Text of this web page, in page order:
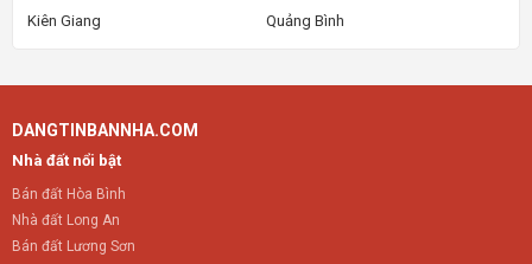
Kiên Giang
Quảng Bình
DANGTINBANNHA.COM
Nhà đất nổi bật
Bán đất Hòa Bình
Nhà đất Long An
Bán đất Lương Sơn